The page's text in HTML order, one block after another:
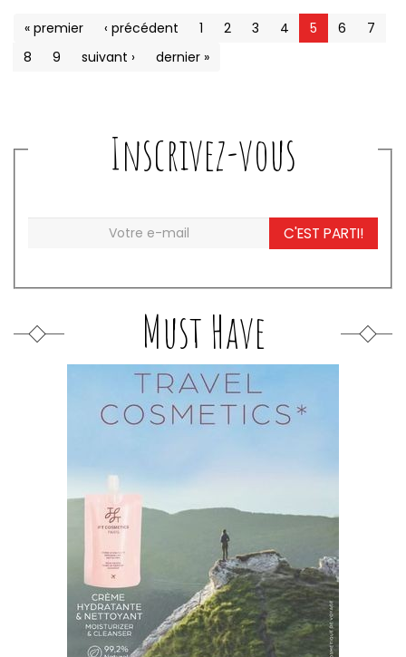
« premier ‹ précédent 1 2 3 4 5 6
7
8
9 suivant › dernier »
Inscrivez-vous
C'EST PARTI!
Must Have